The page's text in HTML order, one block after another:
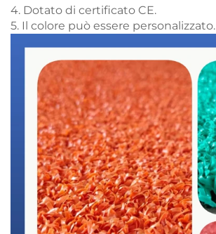
4. Dotato di certificato CE.
5. Il colore può essere personalizzato.